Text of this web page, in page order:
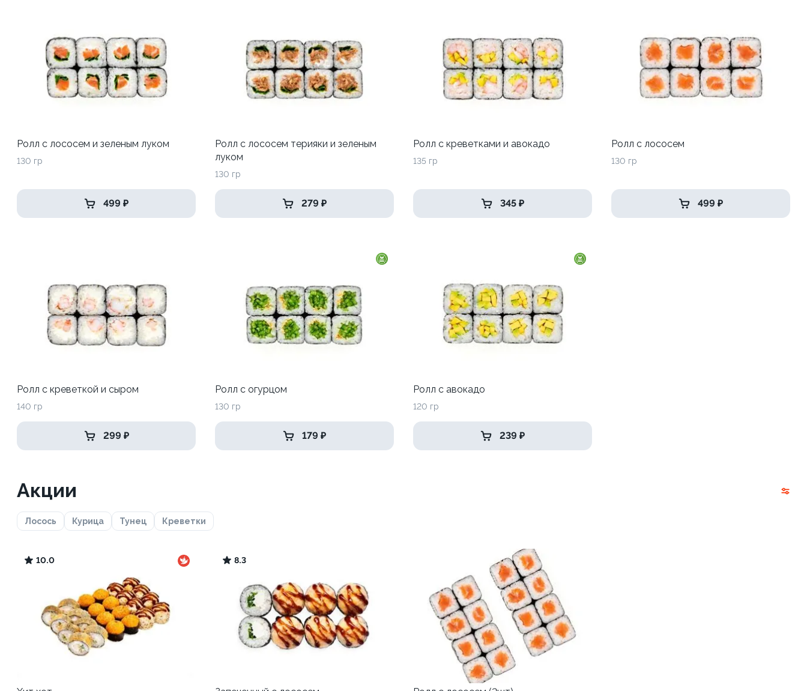
Ролл с лососем и зеленым луком
130 гр
499 ₽
Ролл с лососем терияки и зеленым
луком
130 гр
279 ₽
Ролл с креветками и авокадо
135 гр
345 ₽
Ролл с лососем
130 гр
499 ₽
Ролл с креветкой и сыром
140 гр
299 ₽
Ролл с огурцом
130 гр
179 ₽
Ролл с авокадо
120 гр
239 ₽
Акции
Лосось Курица Тунец Креветки
10.0 8.3